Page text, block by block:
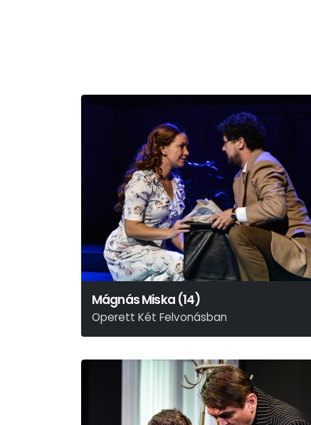
Mágnás Miska (14)
Operett Két Felvonásban
Szirmai Albert – Bakonyi Károly – Gábor Andor